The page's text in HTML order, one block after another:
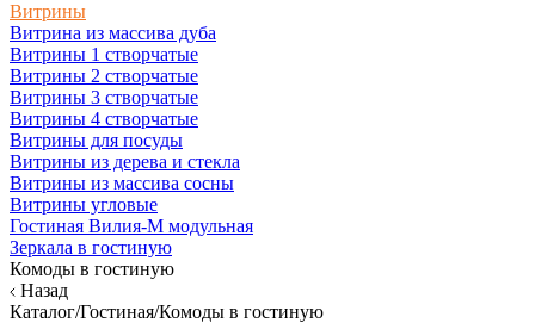
Витрины
Витрина из массива дуба
Витрины 1 створчатые
Витрины 2 створчатые
Витрины 3 створчатые
Витрины 4 створчатые
Витрины для посуды
Витрины из дерева и стекла
Витрины из массива сосны
Витрины угловые
Гостиная Вилия-М модульная
Зеркала в гостиную
Комоды в гостиную
Назад
Каталог/Гостиная/Комоды в гостиную